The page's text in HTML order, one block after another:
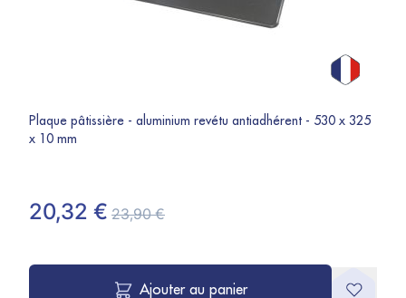
Plaque pâtissière - aluminium revétu antiadhérent - 530 x 325
x 10 mm
20,32 € 23,90 €
Ajouter au panier